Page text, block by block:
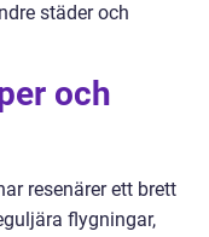
städer och
och
resenärer ett brett
flygningar,